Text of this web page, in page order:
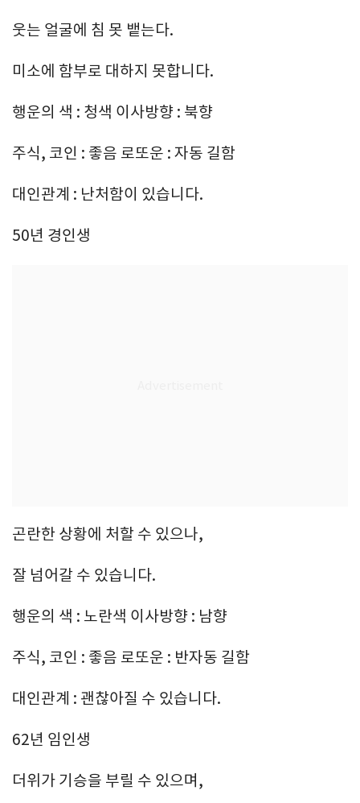
웃는 얼굴에 침 못 뱉는다.
미소에 함부로 대하지 못합니다.
행운의 색 : 청색 이사방향 : 북향
주식, 코인 : 좋음 로또운 : 자동 길함
대인관계 : 난처함이 있습니다.
50년 경인생
곤란한 상황에 처할 수 있으나,
잘 넘어갈 수 있습니다.
행운의 색 : 노란색 이사방향 : 남향
주식, 코인 : 좋음 로또운 : 반자동 길함
대인관계 : 괜찮아질 수 있습니다.
62년 임인생
더위가 기승을 부릴 수 있으며,